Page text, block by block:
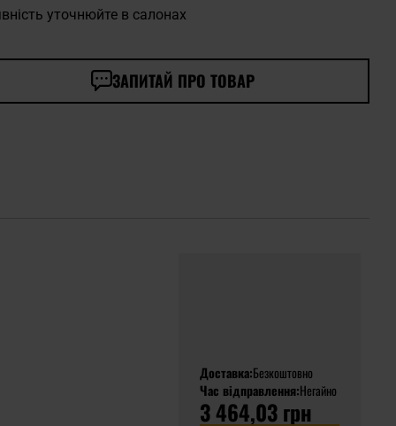
уточнюйте в салонах
ЗАПИТАЙ ПРО ТОВАР
Доставка:Безкоштовно
Час відправлення:Негайно
3 464,03 грн